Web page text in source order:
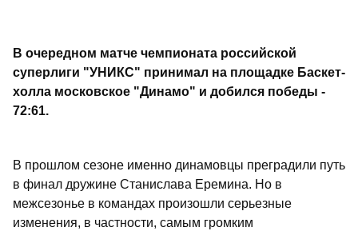
В очередном матче чемпионата российской
суперлиги "УНИКС" принимал на площадке Баскет-
холла московское "Динамо" и добился победы -
72:61.
В прошлом сезоне именно динамовцы преградили путь
в финал дружине Станислава Еремина. Но в
межсезонье в командах произошли серьезные
изменения, в частности, самым громким